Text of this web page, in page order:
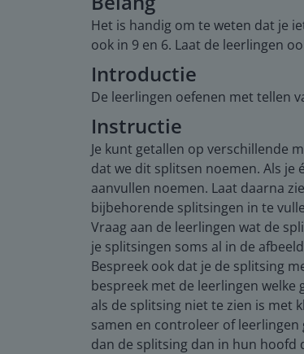
Het is handig om te weten dat je
ook in 9 en 6. Laat de leerlingen
Introductie
De leerlingen oefenen met tellen
Instructie
Je kunt getallen op verschillende
dat we dit splitsen noemen. Als je
aanvullen noemen. Laat daarna
bijbehorende splitsingen in te
Vraag aan de leerlingen wat de
je splitsingen soms al in de
Bespreek ook dat je de splitsing
bespreek met de leerlingen
als de splitsing niet te zien is met
samen en controleer of
dan de splitsing dan in hun hoofd